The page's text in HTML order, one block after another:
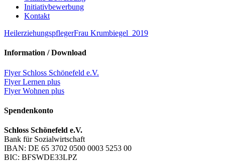
Initiativbewerbung
Kontakt
HeilerziehungspflegerFrau Krumbiegel_2019
Information / Download
Flyer Schloss Schönefeld e.V.
Flyer Lernen plus
Flyer Wohnen plus
Spendenkonto
Schloss Schönefeld e.V.
Bank für Sozialwirtschaft
IBAN: DE 65 3702 0500 0003 5253 00
BIC: BFSWDE33LPZ